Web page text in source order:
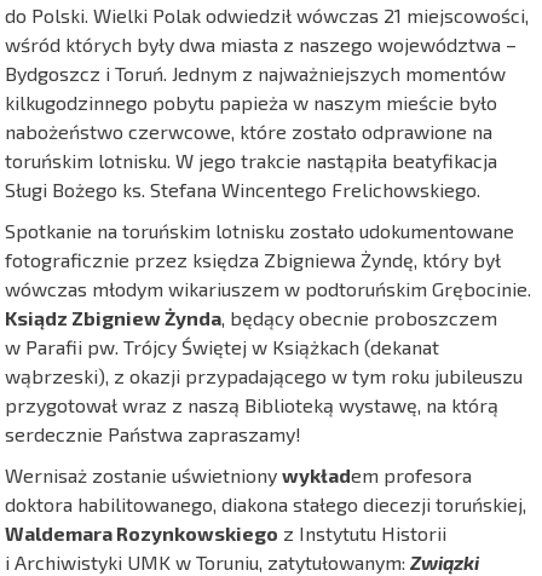
do Polski. Wielki Polak odwiedził wówczas 21 miejscowości,
wśród których były dwa miasta z naszego województwa –
Bydgoszcz i Toruń. Jednym z najważniejszych momentów
kilkugodzinnego pobytu papieża w naszym mieście było
nabożeństwo czerwcowe, które zostało odprawione na
toruńskim lotnisku. W jego trakcie nastąpiła beatyfikacja
Sługi Bożego ks. Stefana Wincentego Frelichowskiego.
Spotkanie na toruńskim lotnisku zostało udokumentowane
fotograficznie przez księdza Zbigniewa Żyndę, który był
wówczas młodym wikariuszem w podtoruńskim Grębocinie.
Ksiądz Zbigniew Żynda, będący obecnie proboszczem
w Parafii pw. Trójcy Świętej w Książkach (dekanat
wąbrzeski), z okazji przypadającego w tym roku jubileuszu
przygotował wraz z naszą Biblioteką wystawę, na którą
serdecznie Państwa zapraszamy!
Wernisaż zostanie uświetnionywykładem profesora
doktora habilitowanego, diakona stałego diecezji toruńskiej,
Waldemara Rozynkowskiego z Instytutu Historii
i Archiwistyki UMK w Toruniu, zatytułowanym:Związki